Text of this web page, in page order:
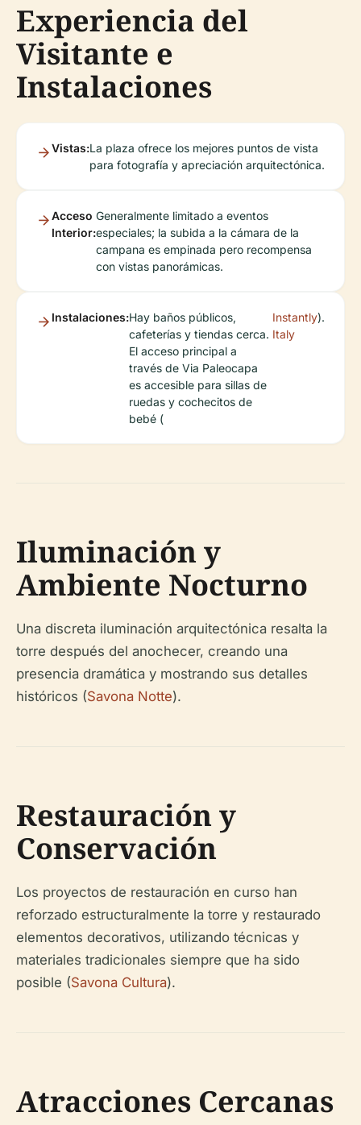
Experiencia del
Visitante e
Instalaciones
Vistas:La plaza ofrece los mejores puntos de vista
para fotografía y apreciación arquitectónica.
Acceso
Interior:
Generalmente limitado a eventos
especiales; la subida a la cámara de la
campana es empinada pero recompensa
con vistas panorámicas.
Instalaciones:Hay baños públicos,
cafeterías y tiendas cerca.
El acceso principal a
través de Via Paleocapa
es accesible para sillas de
ruedas y cochecitos de
bebé (
Instantly
Italy
).
Iluminación y
Ambiente Nocturno
Una discreta iluminación arquitectónica resalta la
torre después del anochecer, creando una
presencia dramática y mostrando sus detalles
históricos (Savona Notte).
Restauración y
Conservación
Los proyectos de restauración en curso han
reforzado estructuralmente la torre y restaurado
elementos decorativos, utilizando técnicas y
materiales tradicionales siempre que ha sido
posible (Savona Cultura).
Atracciones Cercanas